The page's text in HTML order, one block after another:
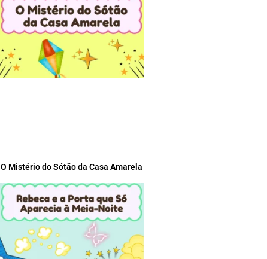
O Mistério do Sótão da Casa Amarela